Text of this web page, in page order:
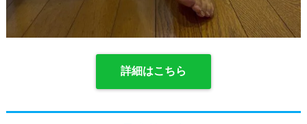
詳細はこちら